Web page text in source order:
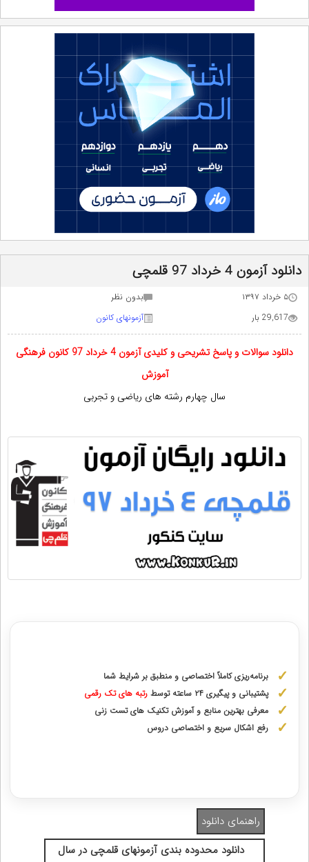
دانلود آزمون 4 خرداد 97 قلمچی
۵ خرداد ۱۳۹۷
بدون نظر
29,617 بار
آزمونهای کانون
دانلود سوالات و پاسخ تشریحی و کلیدی آزمون 4 خرداد 97 کانون فرهنگی
آموزش
سال چهارم رشته های ریاضی و تجربی
برنامه‌ریزی کاملاً اختصاصی و منطبق بر شرایط شما
پشتیبانی و پیگیری ۲۴ ساعته توسط
رتبه‌ های تک رقمی
معرفی بهترین منابع و آموزش تکنیک های تست زنی
رفع اشکال سریع و اختصاصی دروس
راهنمای دانلود
دانلود محدوده بندی آزمونهای قلمچی در سال